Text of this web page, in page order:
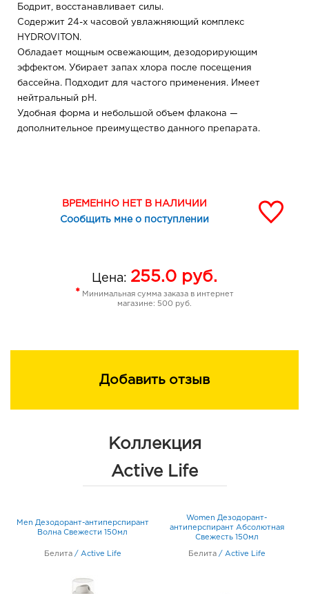
Бодрит, восстанавливает силы.
Содержит 24-х часовой увлажняющий комплекс
HYDROVITON.
Обладает мощным освежающим, дезодорирующим
эффектом. Убирает запах хлора после посещения
бассейна. Подходит для частого применения. Имеет
нейтральный pH.
Удобная форма и небольшой объем флакона —
дополнительное преимущество данного препарата.
ВРЕМЕННО НЕТ В НАЛИЧИИ
Сообщить мне о поступлении
Цена: 255.0 руб.
* Минимальная сумма заказа в интернет
магазине: 500 руб.
Добавить отзыв
Коллекция
Active Life
Men Дезодорант-антиперспирант
Волна Свежести 150мл
Белита / Active Life
Women Дезодорант-
антиперспирант Абсолютная
Свежесть 150мл
Белита / Active Life